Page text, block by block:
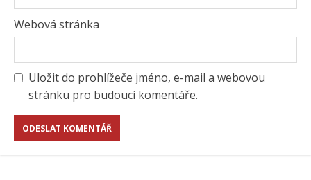
Webová stránka
Uložit do prohlížeče jméno, e-mail a webovou
stránku pro budoucí komentáře.